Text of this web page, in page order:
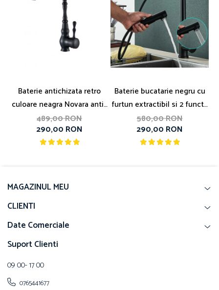
Baterie antichizata retro
culoare neagra Novara antic
chiuveta bucatarie
489,00 RON
290,00 RON
Baterie bucatarie negru cu
furtun extractibil si 2 functii
de curgere
580,00 RON
290,00 RON
MAGAZINUL MEU
CLIENTI
Date Comerciale
Suport Clienti
09 00- 17 00
0765441677